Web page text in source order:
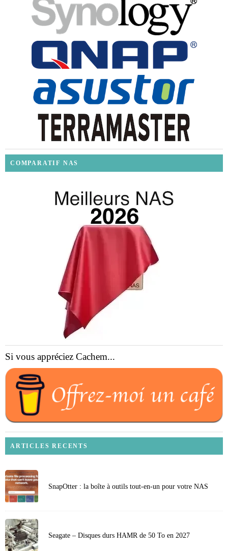
COMPARATIF NAS
Si vous appréciez Cachem...
ARTICLES RECENTS
SnapOtter : la boîte à outils tout-en-un pour votre NAS
Seagate – Disques durs HAMR de 50 To en 2027